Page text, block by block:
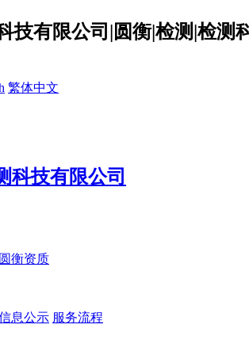
技有限公司|圆衡|检测|检测
繁体中文
圆衡资质
息公示 服务流程